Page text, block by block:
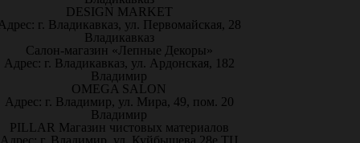
DESIGN MARKET
г. Владикавказ, ул. Первомайская, 28
Владикавказ
Салон-магазин «Лепные Декоры»
Адрес: г. Владикавказ, ул. Ардонская, 182
Владимир
OMEGA SALON
Адрес: г. Владимир, ул. Мира, 49, пом. 20
Владимир
PILLAR Магазин чистовых материалов
Адрес: г. Владимир, ул. Куйбышева 28е ТЦ